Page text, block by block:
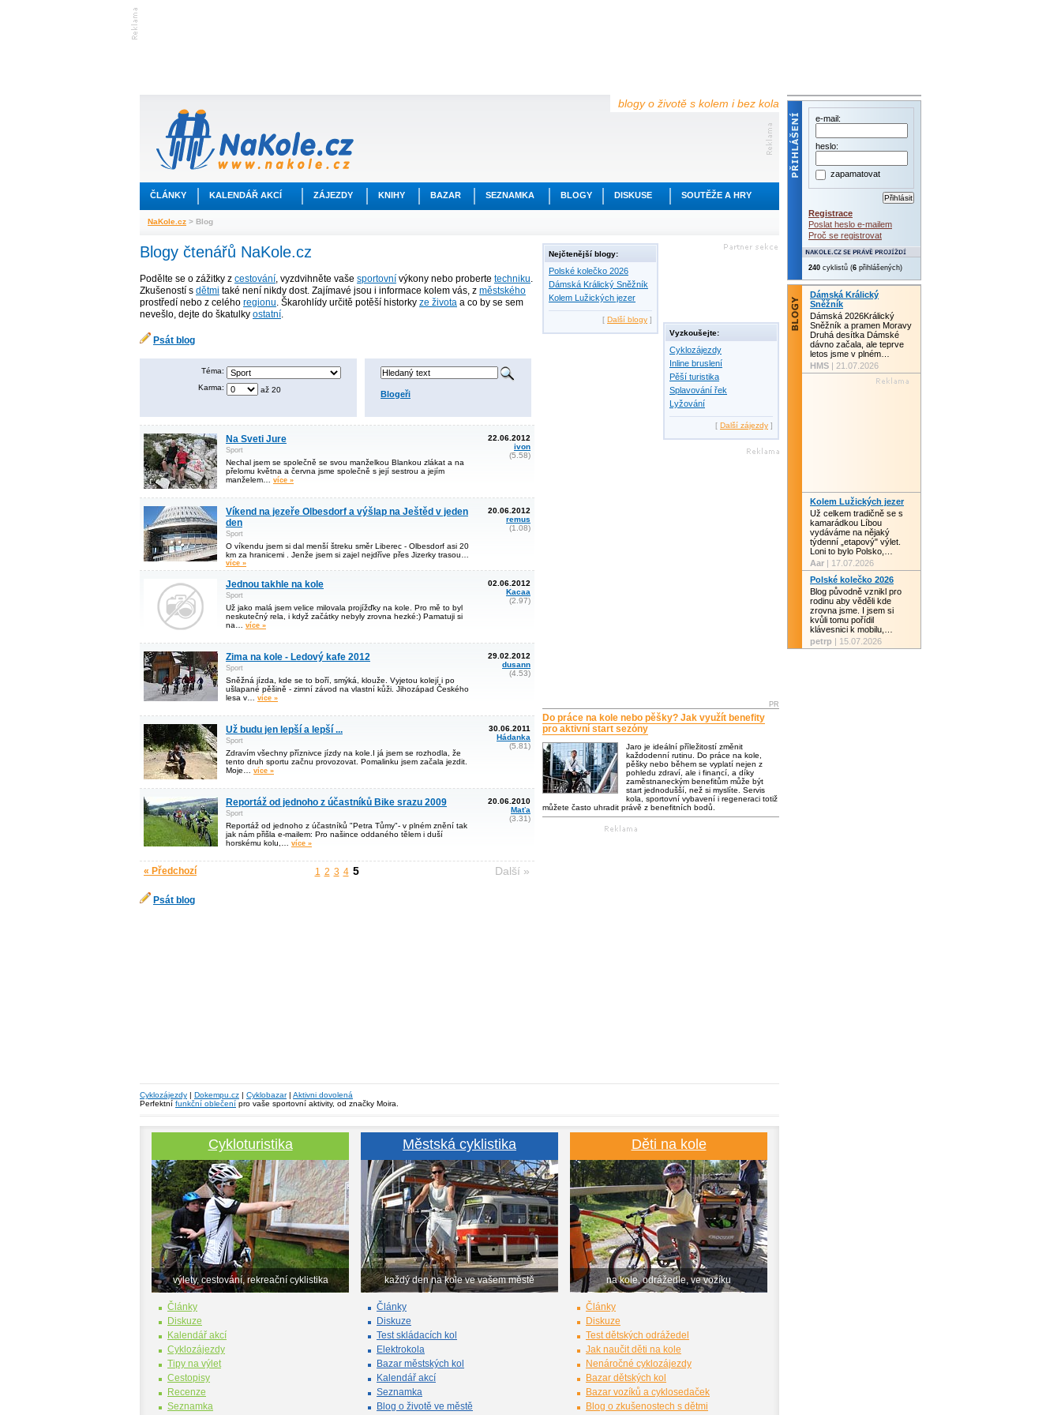
blogy o životě s kolem i bez kola
ČLÁNKY KALENDÁŘ AKCÍ ZÁJEZDY KNIHY BAZAR SEZNAMKA BLOGY DISKUSE SOUTĚŽE A HRY
NaKole.cz > Blog
Blogy čtenářů NaKole.cz
Podělte se o zážitky z cestování, vyzdvihněte vaše sportovní výkony nebo proberte techniku.
Zkušeností s dětmi také není nikdy dost. Zajímavé jsou i informace kolem vás, z městského
prostředí nebo z celého regionu. Škarohlídy určitě potěší historky ze života a co by se sem
nevešlo, dejte do škatulky ostatní.
Psát blog
Téma:
Karma:
až 20 Blogeři
Na Sveti Jure
Sport
Nechal jsem se společně se svou manželkou Blankou zlákat a na
přelomu května a června jsme společně s její sestrou a jejím
manželem… více »
22.06.2012
ivon
(5.58)
Víkend na jezeře Olbesdorf a výšlap na Ještěd v jeden
den
Sport
O víkendu jsem si dal menší štreku směr Liberec - Olbesdorf asi 20
km za hranicemi . Jenže jsem si zajel nejdříve přes Jizerky trasou…
více »
20.06.2012
remus
(1.08)
Jednou takhle na kole
Sport
Už jako malá jsem velice milovala projížďky na kole. Pro mě to byl
neskutečný rela, i když začátky nebyly zrovna hezké:) Pamatuji si
na… více »
02.06.2012
Kacaa
(2.97)
Zima na kole - Ledový kafe 2012
Sport
Sněžná jízda, kde se to boří, smýká, klouže. Vyjetou kolejí i po
ušlapané pěšině - zimní závod na vlastní kůži. Jihozápad Českého
lesa v… více »
29.02.2012
dusann
(4.53)
Už budu jen lepší a lepší ...
Sport
Zdravím všechny příznivce jízdy na kole.I já jsem se rozhodla, že
tento druh sportu začnu provozovat. Pomalinku jsem začala jezdit.
Moje… více »
30.06.2011
Hádanka
(5.81)
Reportáž od jednoho z účastníků Bike srazu 2009
Sport
Reportáž od jednoho z účastníků "Petra Tůmy"- v plném znění tak
jak nám přišla e-mailem: Pro našince oddaného tělem i duší
horskému kolu,… více »
20.06.2010
Maťa
(3.31)
« Předchozí 1 2 3 4 5 Další »
Psát blog
Nejčtenější blogy:
Polské kolečko 2026
Dámská Králický Sněžník
Kolem Lužických jezer
[ Další blogy ]
Vyzkoušejte:
Cyklozájezdy
Inline bruslení
Pěší turistika
Splavování řek
Lyžování
[ Další zájezdy ]
PR
Do práce na kole nebo pěšky? Jak využít benefity
pro aktivní start sezóny
Jaro je ideální příležitostí změnit
každodenní rutinu. Do práce na kole,
pěšky nebo během se vyplatí nejen z
pohledu zdraví, ale i financí, a díky
zaměstnaneckým benefitům může být
start jednodušší, než si myslíte. Servis
kola, sportovní vybavení i regeneraci totiž
můžete často uhradit právě z benefitních bodů.
Cyklozájezdy | Dokempu.cz | Cyklobazar| Aktivni dovolená
Perfektní funkční oblečení pro vaše sportovní aktivity, od značky Moira.
Cykloturistika
výlety, cestování, rekreační cyklistika
Články
Diskuze
Kalendář akcí
Cyklozájezdy
Tipy na výlet
Cestopisy
Recenze
Seznamka
Městská cyklistika
každý den na kole ve vašem městě
Články
Diskuze
Test skládacích kol
Elektrokola
Bazar městských kol
Kalendář akcí
Seznamka
Blog o životě ve městě
Děti na kole
na kole, odrážedle, ve vozíku
Články
Diskuze
Test dětských odrážedel
Jak naučit děti na kole
Nenáročné cyklozájezdy
Bazar dětských kol
Bazar vozíků a cyklosedaček
Blog o zkušenostech s dětmi
e-mail:
heslo:
zapamatovat
Registrace
Poslat heslo e-mailem
Proč se registrovat
240 cyklistů (6 přihlášených)
Dámská Králický
Sněžník
Dámská 2026Králický
Sněžník a pramen Moravy
Druhá desítka Dámské
dávno začala, ale teprve
letos jsme v plném…
HMS | 21.07.2026
Kolem Lužických jezer
Už celkem tradičně se s
kamarádkou Líbou
vydáváme na nějaký
týdenní „etapový" výlet.
Loni to bylo Polsko,…
Aar | 17.07.2026
Polské kolečko 2026
Blog původně vznikl pro
rodinu aby věděli kde
zrovna jsme. I jsem si
kvůli tomu pořídil
klávesnici k mobilu,…
petrp | 15.07.2026